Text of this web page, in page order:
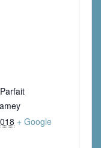
+ Google